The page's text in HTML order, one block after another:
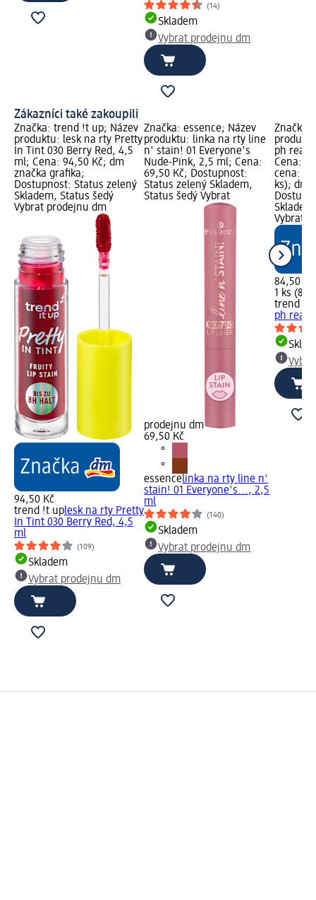
(14)
Skladem
Vybrat prodejnu dm
Zákazníci také zakoupili
Značka: trend !t up; Název
produktu: lesk na rty Pretty
In Tint 030 Berry Red, 4,5
ml; Cena: 94,50 Kč; dm
značka grafika;
Dostupnost: Status zelený
Skladem, Status šedý
Vybrat prodejnu dm
94,50 Kč
trend !t uplesk na rty Pretty
In Tint 030 Berry Red, 4,5
ml
(109)
Skladem
Vybrat prodejnu dm
Značka: essence; Název
produktu: linka na rty line
n' stain! 01 Everyone's
Nude-Pink, 2,5 ml; Cena:
69,50 Kč; Dostupnost:
Status zelený Skladem,
Status šedý Vybrat
prodejnu dm
69,50 Kč
essencelinka na rty line n'
stain! 01 Everyone's..., 2,5
ml
(140)
Skladem
Vybrat prodejnu dm
Značka:
ph
Cena:
cena: 1
ks); dm
Vybrat
84,50 Kč
1 ks
trend !t
ph